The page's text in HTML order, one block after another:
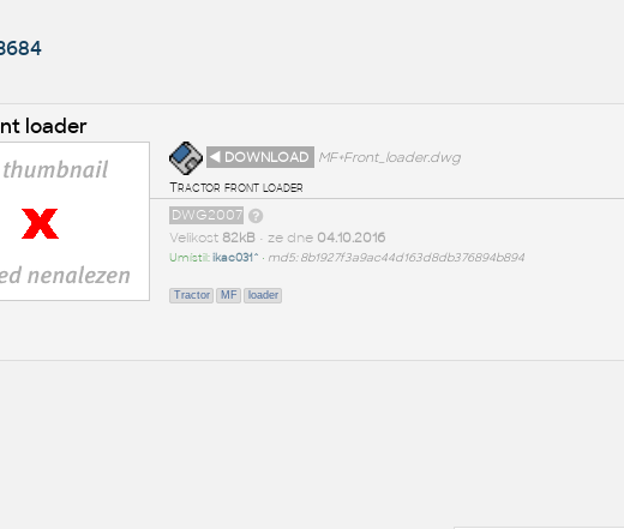
loader
◄ DOWNLOAD
MF+Front_loader.dwg
Tractor front loader
DWG2007
Velikost 82kB• ze dne 04.10.2016
Umístil:ikac031^ • md5: 8b1927f3a9ac44d163d8db376894b894
Tractor MF loader